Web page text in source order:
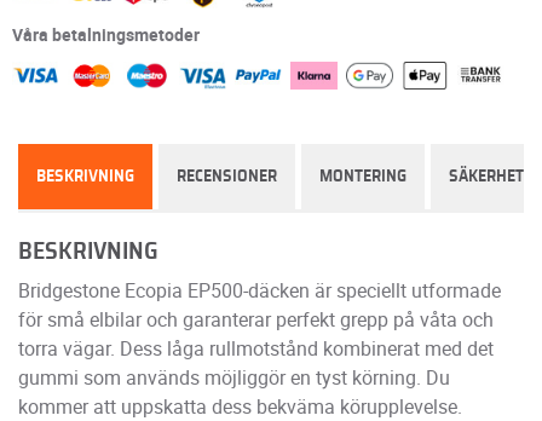
Våra betalningsmetoder
BESKRIVNING RECENSIONER MONTERING SÄKERHET
BESKRIVNING
Bridgestone Ecopia EP500-däcken är speciellt utformade
för små elbilar och garanterar perfekt grepp på våta och
torra vägar. Dess låga rullmotstånd kombinerat med det
gummi som används möjliggör en tyst körning. Du
kommer att uppskatta dess bekväma körupplevelse.